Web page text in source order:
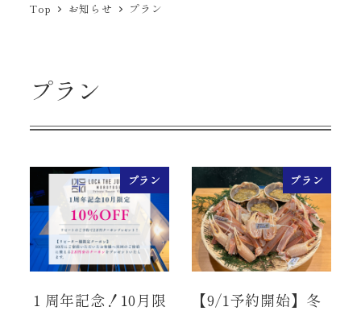
Top お知らせ プラン
プラン
プラン
１周年記念！10月限
プラン
【9/1予約開始】冬